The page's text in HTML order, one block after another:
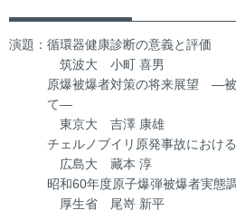
演題：循環器健康診断の意義と評価
筑波大 小町 喜男
原爆被爆者対策の将来展望 ―被
て―
東京大 吉澤 康雄
チェルノブイリ原発事故におけ
広島大 藏本 淳
昭和60年度原子爆弾被爆者実態
厚生省 尾嵜 新平